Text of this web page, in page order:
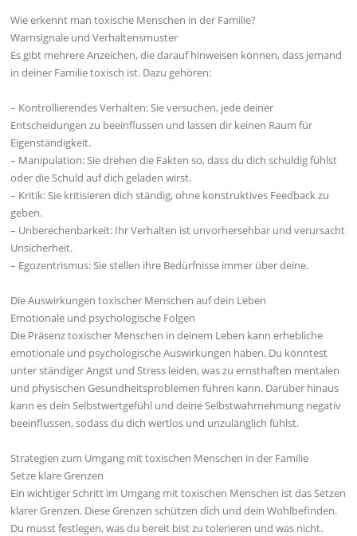
Wie erkennt man toxische Menschen in der Familie?
Warnsignale und Verhaltensmuster
Es gibt mehrere Anzeichen, die darauf hinweisen können, dass jemand
in deiner Familie toxisch ist. Dazu gehören:
– Kontrollierendes Verhalten: Sie versuchen, jede deiner
Entscheidungen zu beeinflussen und lassen dir keinen Raum für
Eigenständigkeit.
– Manipulation: Sie drehen die Fakten so, dass du dich schuldig fühlst
oder die Schuld auf dich geladen wirst.
– Kritik: Sie kritisieren dich ständig, ohne konstruktives Feedback zu
geben.
– Unberechenbarkeit: Ihr Verhalten ist unvorhersehbar und verursacht
Unsicherheit.
– Egozentrismus: Sie stellen ihre Bedürfnisse immer über deine.
Die Auswirkungen toxischer Menschen auf dein Leben
Emotionale und psychologische Folgen
Die Präsenz toxischer Menschen in deinem Leben kann erhebliche
emotionale und psychologische Auswirkungen haben. Du könntest
unter ständiger Angst und Stress leiden, was zu ernsthaften mentalen
und physischen Gesundheitsproblemen führen kann. Darüber hinaus
kann es dein Selbstwertgefühl und deine Selbstwahrnehmung negativ
beeinflussen, sodass du dich wertlos und unzulänglich fühlst.
Strategien zum Umgang mit toxischen Menschen in der Familie
Setze klare Grenzen
Ein wichtiger Schritt im Umgang mit toxischen Menschen ist das Setzen
klarer Grenzen. Diese Grenzen schützen dich und dein Wohlbefinden.
Du musst festlegen, was du bereit bist zu tolerieren und was nicht.